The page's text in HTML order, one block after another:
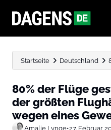
Startseite Deutschland
80% der Flüge
der größten
wegen eines
Amalie Lynge•27. Februar